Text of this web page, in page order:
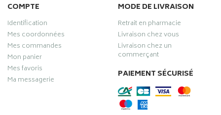
COMPTE
Identification
Mes coordonnées
Mes commandes
Mon panier
Mes favoris
Ma messagerie
MODE DE LIVRAISON
Retrait en pharmacie
Livraison chez vous
Livraison chez un
commerçant
PAIEMENT SÉCURISÉ